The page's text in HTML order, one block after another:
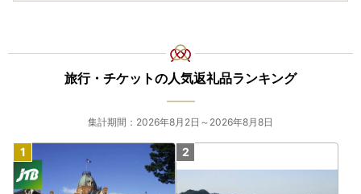
旅行・チケットの人気返礼品ランキング
集計期間：2026年8月2日～2026年8月8日